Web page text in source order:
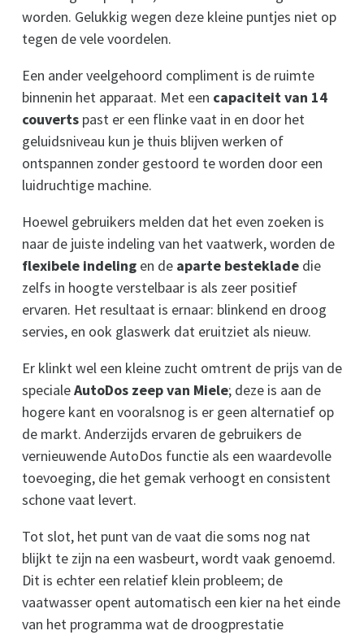
worden. Gelukkig wegen deze kleine puntjes niet op
tegen de vele voordelen.
Een ander veelgehoord compliment is de ruimte
binnenin het apparaat. Met een capaciteit van 14
couverts past er een flinke vaat in en door het
geluidsniveau kun je thuis blijven werken of
ontspannen zonder gestoord te worden door een
luidruchtige machine.
Hoewel gebruikers melden dat het even zoeken is
naar de juiste indeling van het vaatwerk, worden de
flexibele indeling en de aparte besteklade die
zelfs in hoogte verstelbaar is als zeer positief
ervaren. Het resultaat is ernaar: blinkend en droog
servies, en ook glaswerk dat eruitziet als nieuw.
Er klinkt wel een kleine zucht omtrent de prijs van de
specialeAutoDos zeep van Miele; deze is aan de
hogere kant en vooralsnog is er geen alternatief op
de markt. Anderzijds ervaren de gebruikers de
vernieuwende AutoDos functie als een waardevolle
toevoeging, die het gemak verhoogt en consistent
schone vaat levert.
Tot slot, het punt van de vaat die soms nog nat
blijkt te zijn na een wasbeurt, wordt vaak genoemd.
Dit is echter een relatief klein probleem; de
vaatwasser opent automatisch een kier na het einde
van het programma wat de droogprestatie